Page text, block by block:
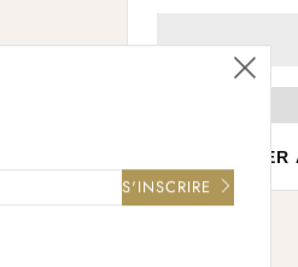
S'INSCRIRE